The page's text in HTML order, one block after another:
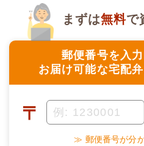
郵便番号を入
お届け可能な宅配
まずは無料で
〒
≫ 郵便番号が分